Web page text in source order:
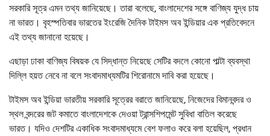
সরকারি সূত্র এমন তথ্য জানিয়েছে। তারা বলেছে, বাংলাদেশের সঙ্গে বাণিজ্য যুদ্ধ চায়
না ভারত। বৃহস্পতিবার ভারতের ইংরেজি দৈনিক টাইমস অব ইন্ডিয়ার এক প্রতিবেদনে
এই তথ্য জানানো হয়েছে।
এছাড়া ঢাকা বাণিজ্য বিষয়ক যে সিদ্ধান্ত নিয়েছে সেটির বদলে কোনো পাল্টা ব্যবস্থা
দিল্লি হয়ত নেবে না বলে সংবাদমাধ্যমটির শিরোনামে দাবি করা হয়েছে।
টাইমস অব ইন্ডিয়া ভারতীয় সরকারি সূত্রের বরাতে জানিয়েছে, নিজেদের বিমানবন্দর ও
স্থল বন্দরের জট কমাতে বাংলাদেশকে দেওয়া ট্রান্সশিপমেন্ট সুবিধা বাতিল করেছে
ভারত। যদিও দেশটির একাধিক সংবাদমাধ্যমে বেশ ফলাও করে বলা হয়েছিল, প্রধান